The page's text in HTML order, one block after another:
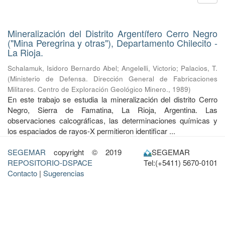
Mineralización del Distrito Argentífero Cerro Negro
("Mina Peregrina y otras"), Departamento Chilecito -
La Rioja.
Schalamuk, Isidoro Bernardo Abel; Angelelli, Victorio; Palacios, T.
(Ministerio de Defensa. Dirección General de Fabricaciones
Militares. Centro de Exploración Geológico Minero., 1989)
En este trabajo se estudia la mineralización del distrito Cerro
Negro, Sierra de Famatina, La Rioja, Argentina. Las
observaciones calcográficas, las determinaciones químicas y
los espaciados de rayos-X permitieron identificar ...
SEGEMAR copyright © 2019
REPOSITORIO-DSPACE
Contacto | Sugerencias
SEGEMAR
Tel:(+5411) 5670-0101